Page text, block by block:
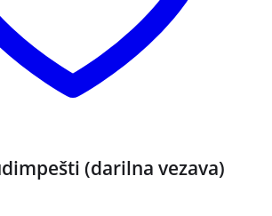
(darilna vezava)